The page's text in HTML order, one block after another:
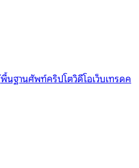
นฐานศัพท์คริปโตวิดีโอเว็บเทรดค